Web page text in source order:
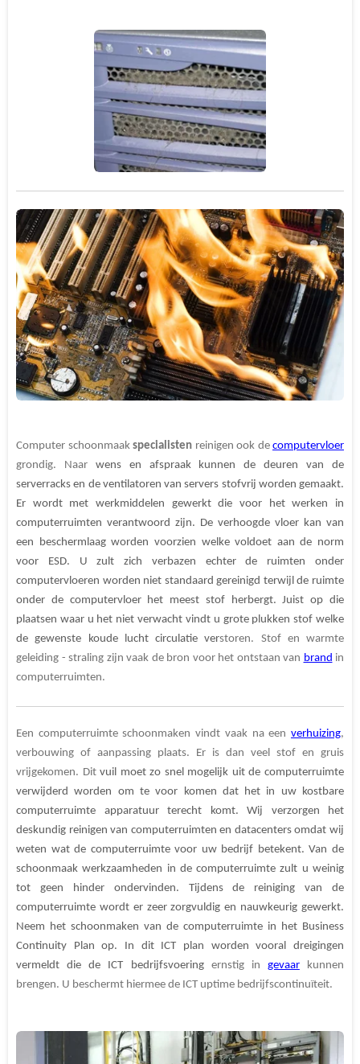
Computer schoonmaak specialisten reinigen ook de computervloer
grondig. Naar wens en afspraak kunnen de deuren van de
serverracks en de ventilatoren van servers stofvrij worden gemaakt.
Er wordt met werkmiddelen gewerkt die voor het werken in
computerruimten verantwoord zijn. De verhoogde vloer kan van
een beschermlaag worden voorzien welke voldoet aan de norm
voor ESD. U zult zich verbazen echter de ruimten onder
computervloeren worden niet standaard gereinigd terwijl de ruimte
onder de computervloer het meest stof herbergt. Juist op die
plaatsen waar u het niet verwacht vindt u grote plukken stof welke
de gewenste koude lucht circulatie verstoren. Stof en warmte
geleiding - straling zijn vaak de bron voor het ontstaan van brand in
computerruimten.
Een computerruimte schoonmaken vindt vaak na een verhuizing,
verbouwing of aanpassing plaats. Er is dan veel stof en gruis
vrijgekomen. Ditvuil moet zo snel mogelijk uit de computerruimte
verwijderd worden om te voor komen dat het in uw kostbare
computerruimte apparatuur terecht komt. Wij verzorgen het
deskundig reinigen van computerruimten en datacenters omdat wij
weten wat de computerruimte voor uw bedrijf betekent. Van de
schoonmaak werkzaamheden in de computerruimte zult u weinig
tot geen hinder ondervinden. Tijdens de reiniging van de
computerruimte wordt er zeer zorgvuldig en nauwkeurig gewerkt.
Neem het schoonmaken van de computerruimte in het Business
Continuity Plan op. In dit ICT plan worden vooral dreigingen
vermeldt die de ICT bedrijfsvoering ernstig in gevaar
kunnen
brengen. U beschermt hiermee de ICT uptime bedrijfscontinuïteit.